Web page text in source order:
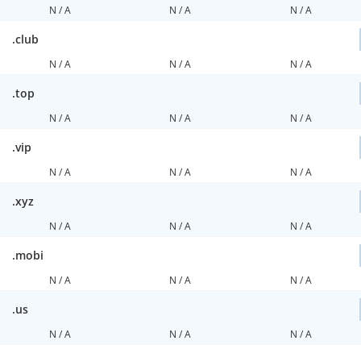
N / A N / A N / A
.club
N / A N / A N / A
.top
N / A N / A N / A
.vip
N / A N / A N / A
.xyz
N / A N / A N / A
.mobi
N / A N / A N / A
.us
N / A N / A N / A